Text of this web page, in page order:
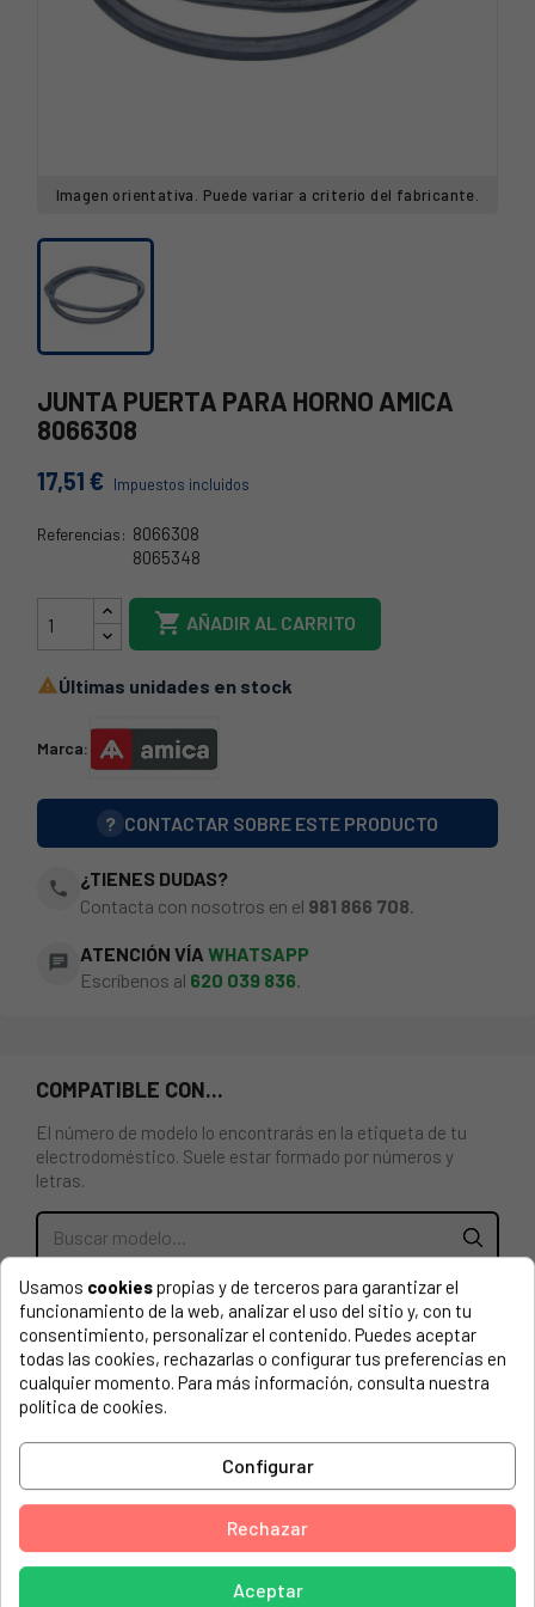
Imagen orientativa. Puede variar a criterio del fabricante.
JUNTA PUERTA PARA HORNO AMICA
8066308
17,51 € Impuestos incluidos
Referencias: 8066308
8065348
 AÑADIR AL CARRITO
Últimas unidades en stock
Marca:
? CONTACTAR SOBRE ESTE PRODUCTO
phone
¿TIENES DUDAS?
Contacta con nosotros en el 981 866 708
chat ATENCIÓN VÍA WHATSAPP
Escríbenos al 620 039 836.
COMPATIBLE CON...
El número de modelo lo encontrarás en la etiqueta de tu
electrodoméstico. Suele estar formado por números y
letras.
JUNTA PUERTA PARA HORNO AMICA
ancho: 40,5cm, altura: 31,3cm
AMICA, 10143.3THDCJQX HAFELE VN,MY,TH
AMICA, 1011.3YW KL.A UK
AMICA, 1011.3YX KL.A UK
AMICA, 1012.3MSYW KL.A UK
Usamos cookiespropias y de terceros para garantizar el
funcionamiento de la web, analizar el uso del sitio y, con tu
consentimiento, personalizar el contenido. Puedes aceptar
todas las cookies, rechazarlas o configurar tus preferencias en
cualquier momento. Para más información, consulta nuestra
política de cookies.
Configurar
Rechazar
Aceptar